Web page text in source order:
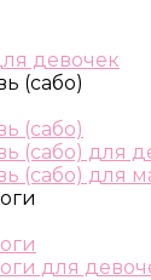
девочек
(сабо)
(сабо)
(сабо) для
(сабо) для
для